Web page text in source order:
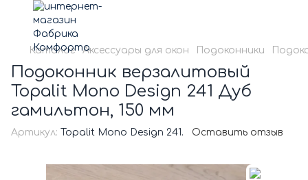
Каталог Аксессуары для окон Подоконники
Подоконник верзалитовый
Topalit Mono Design 241 Дуб
гамильтон, 150 мм
Артикул: Topalit Mono Design 241. Оставить отзыв